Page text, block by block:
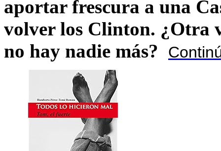
aportar frescura a una
volver los Clinton. ¿Otra
no hay nadie más?